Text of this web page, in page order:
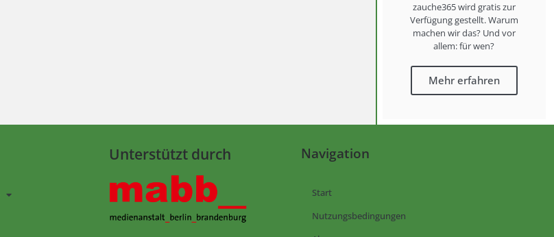
zauche365 wird gratis zur
Verfügung gestellt. Warum
machen wir das? Und vor
allem: für wen?
Mehr erfahren
Unterstützt durch Navigation
Start
Nutzungsbedingungen